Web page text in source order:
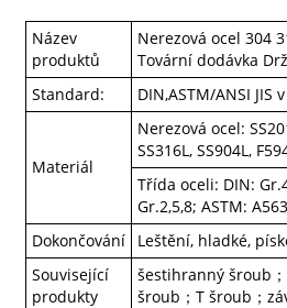
Název
produktů
Nerezová ocel 304
Tovární dodávka
Standard:
DIN,ASTM/ANSI JIS
Materiál
Nerezová ocel:
SS316L, SS904L,
Třída oceli: DIN:
Gr.2,5,8; ASTM: A563
Dokončování
Leštění, hladké,
Související
produkty
šestihranný šroub
šroub；T šroub；